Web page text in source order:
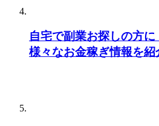
自宅で副業お探しの方
様々なお金稼ぎ情報を紹